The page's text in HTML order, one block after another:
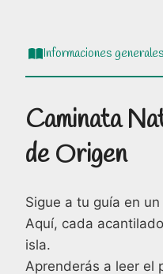
Informaciones
Caminata
de Origen
Sigue a tu guía en
Aquí, cada
isla.
Aprenderás a leer el